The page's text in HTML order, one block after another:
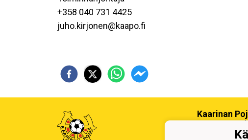
+358 040 731 4425
juho.kirjonen@kaapo.fi
Kaarinan